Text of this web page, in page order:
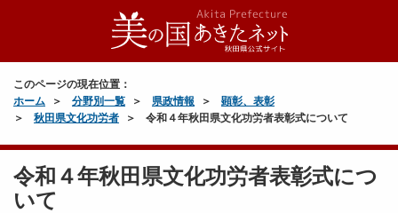
このページの現在位置：
ホーム
分野別一覧 県政情報
顕彰、表彰
秋田県文化功労者
令和４年秋田県文化功労者表彰式について
令和４年秋田県文化功労者表彰式につ
いて